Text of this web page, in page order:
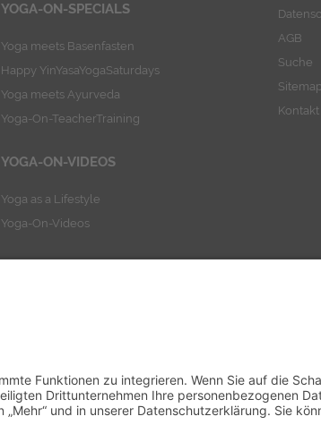
YOGA-ON-SPECIALS
Yoga meets Basenfasten
Happy YinYasaYogaSaturdays
Yoga meets Ayurveda
Yoga-On-TeacherTraining
YOGA-ON-VIDEOS
Yoga as a Lifestyle
Yoga-On-Videos
AGB
Suche
Sitemap
Kontakt